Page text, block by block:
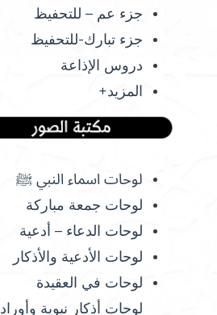
جزء عم – للتحفيظ
جزء تبارك-للتحفيظ
دروس الإذاعة
المزيد+
لوحات اسماء النبي ﷺ
لوحات جمعة مباركة
لوحات الدعاء – أدعية
لوحات الأدعية والأذكار
لوحات في العقيدة
لوحات أذكار نبوية وأوراد